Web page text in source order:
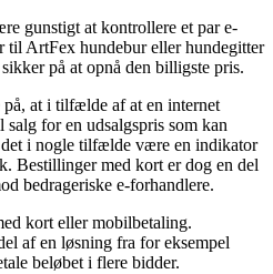
gunstigt at kontrollere et par e-
til ArtFex hundebur eller hundegitter
på at opnå den billigste pris.
at i tilfælde af at en internet
for en udsalgspris som kan
det i nogle tilfælde være en indikator
Bestillinger med kort er dog en del
bedrageriske e-forhandlere.
kort eller mobilbetaling.
af en løsning fra for eksempel
beløbet i flere bidder.